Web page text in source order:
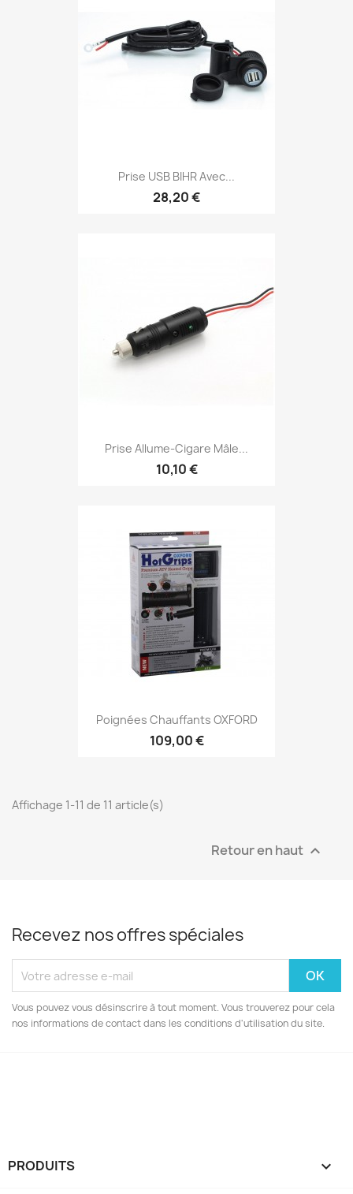
Prise USB BIHR Avec...
28,20 €
Prise Allume-Cigare Mâle...
10,10 €
Poignées Chauffants OXFORD
109,00 €
Affichage 1-11 de 11 article(s)
Retour en haut 
Recevez nos offres spéciales
Vous pouvez vous désinscrire à tout moment. Vous trouverez pour cela
nos informations de contact dans les conditions d'utilisation du site.
PRODUITS 